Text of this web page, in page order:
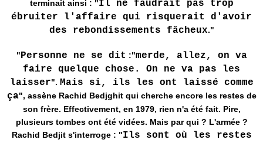
terminait ainsi : "Il ne faudrait pas trop
ébruiter l'affaire qui risquerait d'avoir
des rebondissements fâcheux."
"Personne ne se dit :"merde, allez, on va
faire quelque chose. On ne va pas les
laisser". Mais si, ils les ont laissé comme
ça", assène Rachid Bedjghit qui cherche encore les restes de
son frère. Effectivement, en 1979, rien n'a été fait. Pire,
plusieurs tombes ont été vidées. Mais par qui ? L'armée ?
Rachid Bedjit s'interroge : "Ils sont où les restes